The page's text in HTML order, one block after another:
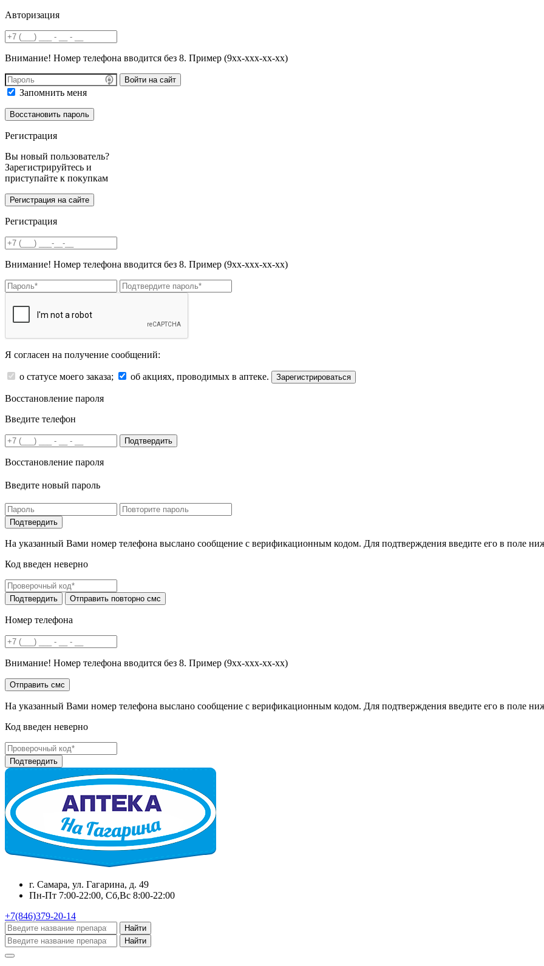
Авторизация
Внимание! Номер телефона вводится без 8. Пример (9хх-ххх-хх-хх)
Войти на сайт
Запомнить меня
Регистрация
Вы новый пользователь?
Зарегистрируйтесь и
приступайте к покупкам
Регистрация
Внимание! Номер телефона вводится без 8. Пример (9хх-ххх-хх-хх)
Я согласен на получение сообщений:
о статусе моего заказа; об акциях, проводимых в аптеке. Зарегистрироваться
Восстановление пароля
Введите телефон
Подтвердить
Восстановление пароля
Введите новый пароль
На указанный Вами номер телефона выслано сообщение с верификационным кодом. Для подтверждения введите его в поле
Код введен неверно
Номер телефона
Внимание! Номер телефона вводится без 8. Пример (9хх-ххх-хх-хх)
На указанный Вами номер телефона выслано сообщение с верификационным кодом. Для подтверждения введите его в поле
Код введен неверно
г. Самара, ул. Гагарина, д. 49
Пн-Пт 7:00-22:00, Сб,Вс 8:00-22:00
+7(846)379-20-14
Найти
Найти